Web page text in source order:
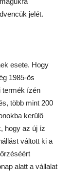
jelét.
esete. Hogy
1985-ös
termék ízén
több mint 200
kerülő
hogy az új íz
váltott ki a
alatt a vállalat